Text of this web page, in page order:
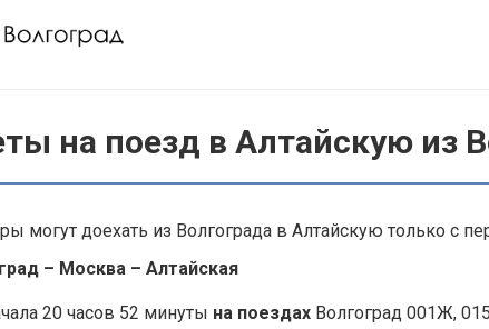
на поезд в Алтайскую из
могут доехать из Волгограда в Алтайскую только с
– Москва – Алтайская
20 часов 52 минуты на поездах Волгоград 001Ж,